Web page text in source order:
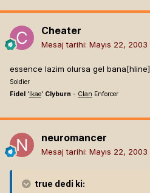
Cheater
Mesaj tarihi: Mayıs 22, 2003
essence lazim olursa gel bana[hline]
Soldier
Fidel ' Ikae' Clyburn - Clan Enforcer
neuromancer
Mesaj tarihi: Mayıs 22, 2003
true dedi ki: